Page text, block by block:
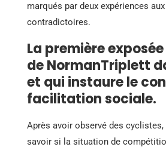
marqués par deux expériences
contradictoires.
La première
de NormanTriplett
et qui instaure le
facilitation sociale.
Après avoir observé des
savoir si la situation de